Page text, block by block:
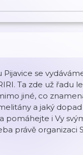
se
Ta zde už řadu
jiné, co
a jaký
pomáhejte i Vy
právě organizaci